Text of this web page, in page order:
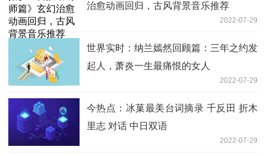
治愈动画回归，古风背景音乐推荐
2022-07-29
世界实时：纳兰嫣然回顾篇：三年之约发
起人，萧炎一生最痛恨的女人
2022-07-29
今热点：冰菓最美台词摘录 千反田 折木
里志 对话 中日双语
2022-07-29